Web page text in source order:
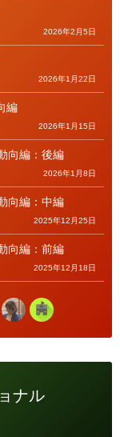
2026年2月5日
2026年1月22日
編
2026年1月15日
向編：後編
2026年1月8日
向編：中編
2025年12月25日
向編：前編
2025年12月18日
ナル